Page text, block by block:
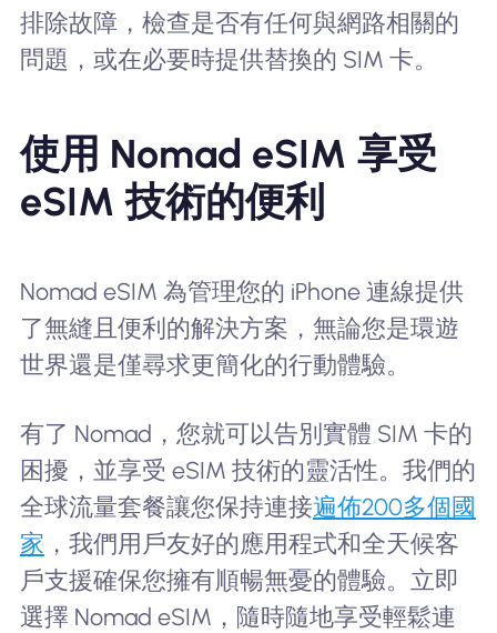
排除故障，檢查是否有任何與網路相關的
問題，或在必要時提供替換的 SIM 卡。
使用 Nomad eSIM 享受
eSIM 技術的便利
Nomad eSIM 為管理您的 iPhone 連線提供
了無縫且便利的解決方案，無論您是環遊
世界還是僅尋求更簡化的行動體驗。
有了 Nomad，您就可以告別實體 SIM 卡的
困擾，並享受 eSIM 技術的靈活性。我們的
全球流量套餐讓您保持連接遍佈200多個國
家 ，我們用戶友好的應用程式和全天候客
戶支援確保您擁有順暢無憂的體驗。立即
選擇 Nomad eSIM，隨時隨地享受輕鬆連